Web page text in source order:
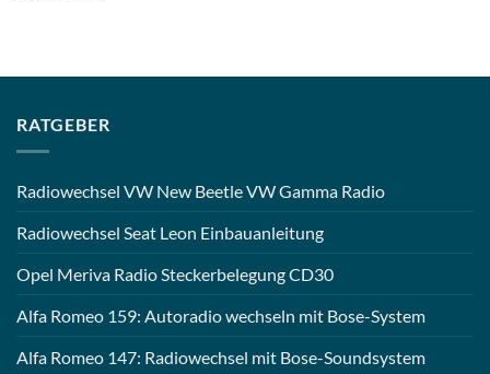
RATGEBER
Radiowechsel VW New Beetle VW Gamma Radio
Radiowechsel Seat Leon Einbauanleitung
Opel Meriva Radio Steckerbelegung CD30
Alfa Romeo 159: Autoradio wechseln mit Bose-System
Alfa Romeo 147: Radiowechsel mit Bose-Soundsystem